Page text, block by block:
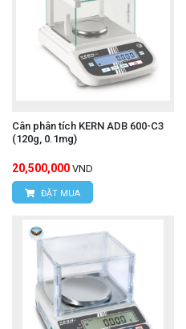
Cân phân tích KERN ADB 600-C3
(120g, 0.1mg)
20,500,000 VND
ĐẶT MUA